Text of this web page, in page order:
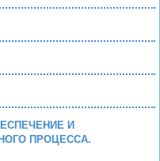
И
ПРОЦЕССА.